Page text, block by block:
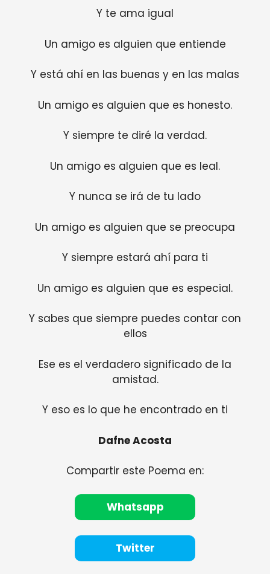
Y te ama igual
Un amigo es alguien que entiende
Y está ahí en las buenas y en las malas
Un amigo es alguien que es honesto.
Y siempre te diré la verdad.
Un amigo es alguien que es leal.
Y nunca se irá de tu lado
Un amigo es alguien que se preocupa
Y siempre estará ahí para ti
Un amigo es alguien que es especial.
Y sabes que siempre puedes contar con
ellos
Ese es el verdadero significado de la
amistad.
Y eso es lo que he encontrado en ti
Dafne Acosta
Compartir este Poema en:
Whatsapp
Twitter